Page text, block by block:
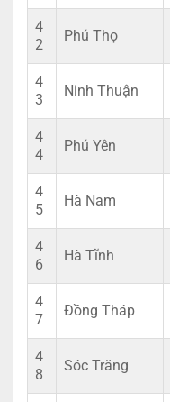
4
2
Phú Thọ
4
3
Ninh Thuận
4
4
Phú Yên
4
5
Hà Nam
4
6
Hà Tĩnh
4
7
Đồng Tháp
4
8
Sóc Trăng